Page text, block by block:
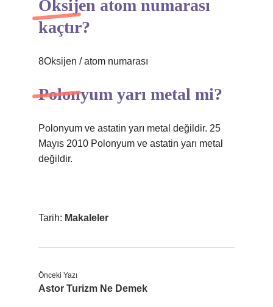
Oksijen atom numarası
kaçtır?
8Oksijen / atom numarası
Polonyum yarı metal mi?
Polonyum ve astatin yarı metal değildir. 25
Mayıs 2010 Polonyum ve astatin yarı metal
değildir.
Tarih: Makaleler
Önceki Yazı
Astor Turizm Ne Demek